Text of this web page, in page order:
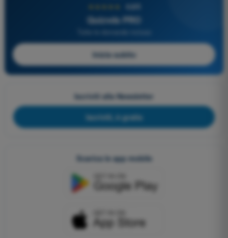
4,6/5
Quizvds PRO
Inizia subito
Iscriviti alla Newsletter
Iscriviti, è gratis
Scarica le app mobile